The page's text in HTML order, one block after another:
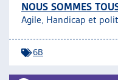
NOUS SOMMES
Agile, Handicap et
6B